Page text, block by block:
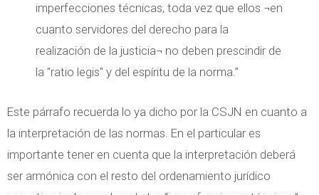
imperfecciones técnicas, toda vez que ellos ¬en
cuanto servidores del derecho para la
realización de la justicia¬ no deben prescindir de
la "ratio legis" y del espíritu de la norma.”
Este párrafo recuerda lo ya dicho por la CSJN en cuanto a
la interpretación de las normas. En el particular es
importante tener en cuenta que la interpretación deberá
ser armónica con el resto del ordenamiento jurídico